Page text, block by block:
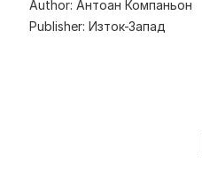
Author: Антоан Компаньон
Publisher: Изток-Запад